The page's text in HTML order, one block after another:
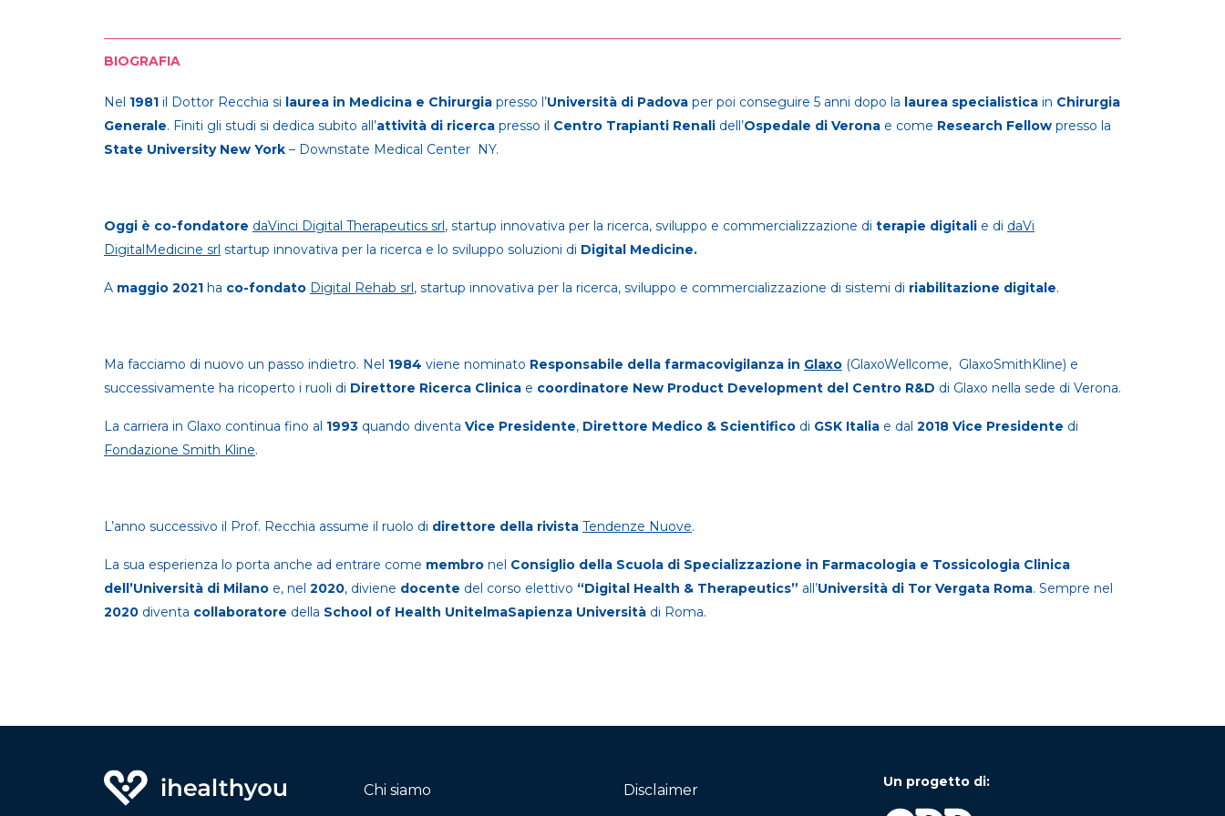
BIOGRAFIA
Nel 1981 il Dottor Recchia si laurea in Medicina e Chirurgia presso l’Università di Padova per poi conseguire 5 anni dopo la laurea specialistica in Chirurgia
Generale. Finiti gli studi si dedica subito all’attività di ricerca presso il Centro Trapianti Renali dell’Ospedale di Verona e come Research Fellow presso la
State University New York – Downstate Medical Center NY.
Oggi è co-fondatore daVinci Digital Therapeutics srl, startup innovativa per la ricerca, sviluppo e commercializzazione di terapie digitali e di daVi
DigitalMedicine srl startup innovativa per la ricerca e lo sviluppo soluzioni di Digital Medicine.
A maggio 2021 ha co-fondato Digital Rehab srl, startup innovativa per la ricerca, sviluppo e commercializzazione di sistemi di riabilitazione digitale.
Ma facciamo di nuovo un passo indietro. Nel 1984 viene nominato Responsabile della farmacovigilanza in Glaxo (GlaxoWellcome, GlaxoSmithKline) e
successivamente ha ricoperto i ruoli di Direttore Ricerca Clinica e coordinatore New Product Development del Centro R&D di Glaxo nella sede di Verona.
La carriera in Glaxo continua fino al 1993 quando diventa Vice Presidente, Direttore Medico & Scientifico di GSK Italia e dal 2018 Vice Presidente di
Fondazione Smith Kline.
L’anno successivo il Prof. Recchia assume il ruolo di direttore della rivista Tendenze Nuove.
La sua esperienza lo porta anche ad entrare come membro nel Consiglio della Scuola di Specializzazione in Farmacologia e Tossicologia Clinica
dell’Università di Milano e, nel 2020, diviene docente del corso elettivo “Digital Health & Therapeutics” all’Università di Tor Vergata Roma. Sempre nel
2020 diventa collaboratore della School of Health UnitelmaSapienza Università di Roma.
Chi siamo
Disclaimer
Un progetto di: